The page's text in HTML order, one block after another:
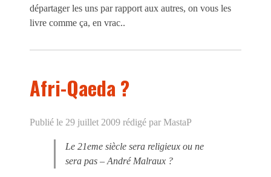
départager les uns par rapport aux autres, on vous les
livre comme ça, en vrac..
Afri-Qaeda ?
Publié le 29 juillet 2009 rédigé par MastaP
Le 21eme siècle sera religieux ou ne
sera pas – André Malraux ?